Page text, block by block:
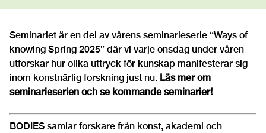
Seminariet är en del av vårens seminarieserie “Ways of
knowing Spring 2025” där vi varje onsdag under våren
utforskar hur olika uttryck för kunskap manifesterar sig
inom konstnärlig forskning just nu. Läs mer om
seminarieserien och se kommande seminarier!
BODIES samlar forskare från konst, akademi och